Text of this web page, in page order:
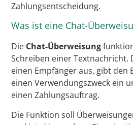
Zahlungsentscheidung.
Was ist eine Chat-
Die Chat-Überweisung
Schreiben einer Textnachricht.
einen Empfänger aus, gibt den
einen Verwendungszweck ein
einen Zahlungsauftrag.
Die Funktion soll